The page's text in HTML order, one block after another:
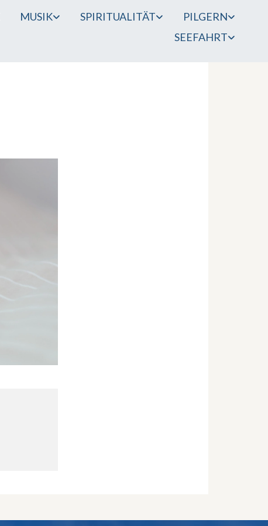
MUSIK SPIRITUALITÄT
PILGERN
SEEFAHRT